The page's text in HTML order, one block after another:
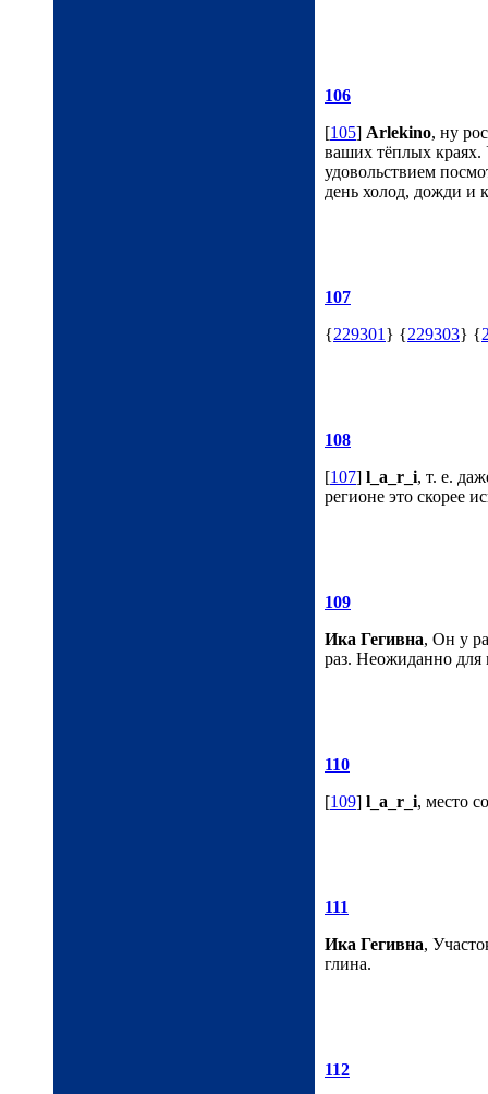
106
[105] Arlekino, ну
ваших тёплых краях.
удовольствием
день холод, дожди и
107
{229301 } {229303} {
108
[107] l_a_r_i, т. е.
регионе это скорее
109
Ика Гегивна, Он у
раз. Неожиданно для
110
[109] l_a_r_i, место
111
Ика Гегивна,
глина.
112